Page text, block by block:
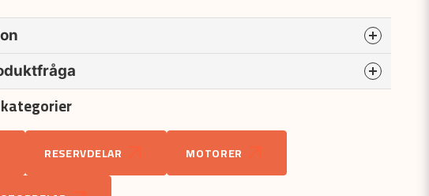
om denna produkten...
RESERVDELAR MOTORER